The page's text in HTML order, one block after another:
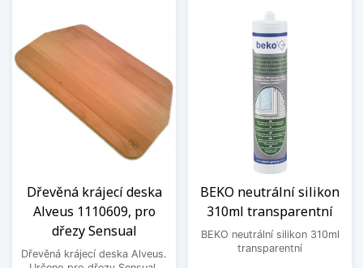
Dřevěná krájecí deska
Alveus 1110609, pro
dřezy Sensual
Dřevěná krájecí deska Alveus.
BEKO neutrální silikon
310ml transparentní
BEKO neutrální silikon 310ml
transparentní